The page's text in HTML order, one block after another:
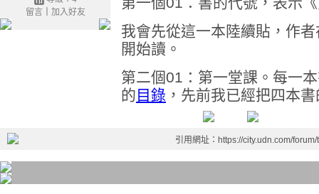
留言｜ 加入好友
我會先從這一本陸續貼，作
開始讀。
第二個01：第一堂課。每一
的 目錄 ，先前我已經把四本
引用網址：https://city.udn.com/